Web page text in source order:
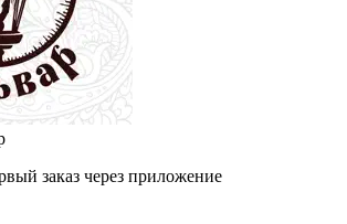
заказ через приложение